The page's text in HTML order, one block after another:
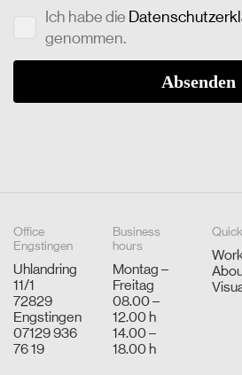
Ich habe die
genommen.
Office
Engstingen
Uhlandring
11/1
72829
Engstingen
07129 936
76 19
Business
hours
Montag –
Freitag
08.00 –
12.00 h
14.00 –
18.00 h
Work